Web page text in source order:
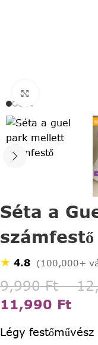
Séta a
számfestő
★ 4.8 (100,000+
9,990Ft –
11,990 Ft
Légy